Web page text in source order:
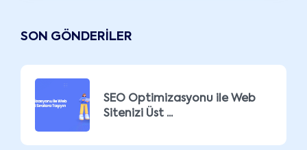
SON GÖNDERILER
SEO Optimizasyonu ile Web
Sitenizi Üst ...